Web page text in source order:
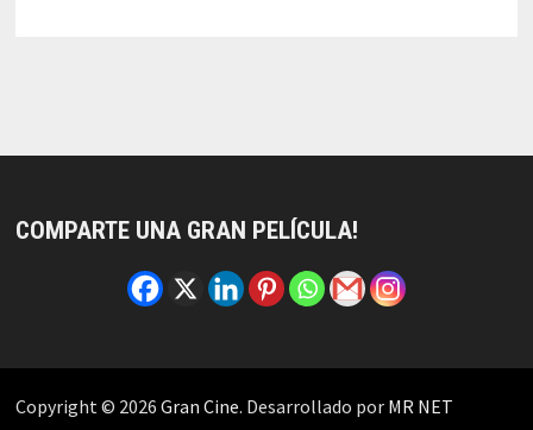
COMPARTE UNA GRAN PELÍCULA!
Copyright © 2026Gran Cine. Desarrollado por MR NET